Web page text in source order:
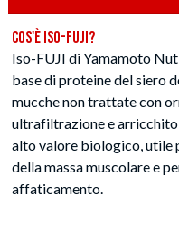
Cos'è Iso-FUJI?
Iso-FUJI di Yamamoto
base di proteine del siero
mucche non trattate con
ultrafiltrazione e arricchito
alto valore biologico, utile
della massa muscolare e
affaticamento.